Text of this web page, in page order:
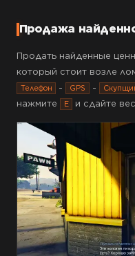
Продажа
Продать найденные
который стоит возле
Телефон - GPS -
нажмите
E и сдайте